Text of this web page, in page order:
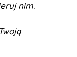
nim.